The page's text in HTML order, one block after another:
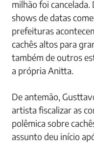
milhão foi cancelada.
shows de datas
prefeituras
cachês altos para
também de outros
a própria Anitta.
De antemão,
artista fiscalizar as
polêmica sobre
assunto deu início